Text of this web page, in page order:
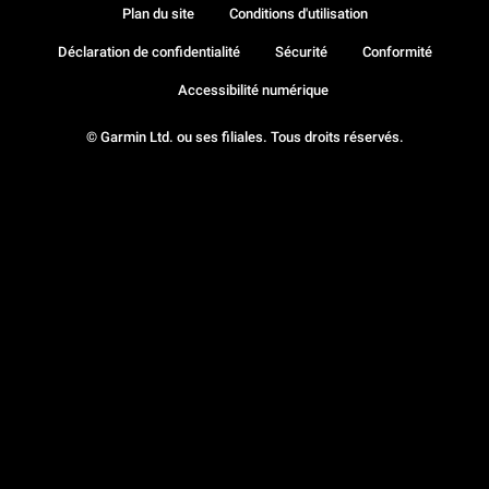
© Garmin Ltd. ou ses filiales. Tous droits réservés.
Plan du site Conditions d'utilisation
Déclaration de confidentialité Sécurité Conformité
Accessibilité numérique